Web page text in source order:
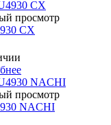
просмотр
CX
просмотр
NACHI